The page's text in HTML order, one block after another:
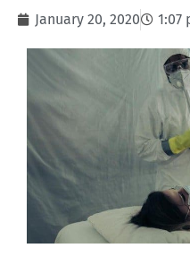
January 20, 2020 1:07